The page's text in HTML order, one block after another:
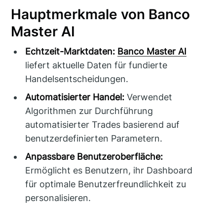
Hauptmerkmale von Banco
Master AI
Echtzeit-Marktdaten: Banco Master AI
liefert aktuelle Daten für fundierte
Handelsentscheidungen.
Automatisierter Handel: Verwendet
Algorithmen zur Durchführung
automatisierter Trades basierend auf
benutzerdefinierten Parametern.
Anpassbare Benutzeroberfläche:
Ermöglicht es Benutzern, ihr Dashboard
für optimale Benutzerfreundlichkeit zu
personalisieren.